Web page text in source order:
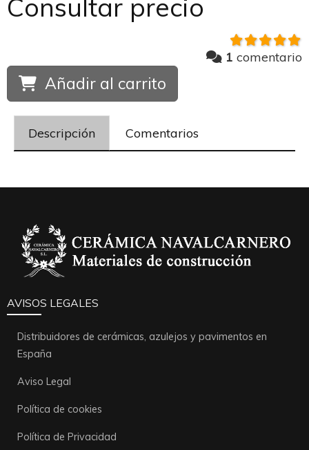
Consultar precio
1 comentario
Añadir al carrito
Descripción Comentarios
AVISOS LEGALES
Distribuidores de cerámicas, azulejos y pavimentos en
España
Aviso Legal
Política de cookies
Política de Privacidad